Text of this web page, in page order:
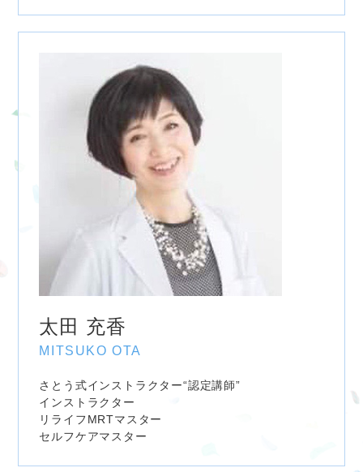
太田 充香
MITSUKO OTA
さとう式インストラクター“認定講師”
インストラクター
リライフMRTマスター
セルフケアマスター